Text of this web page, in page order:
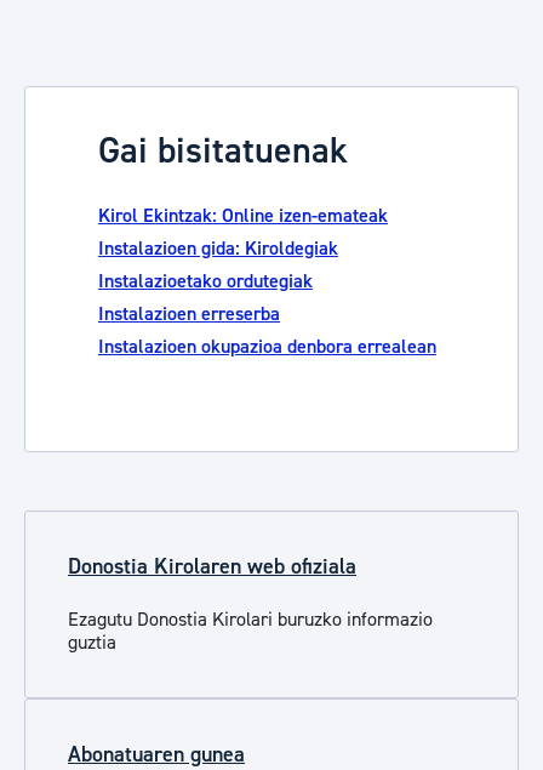
Gai bisitatuenak
Kirol Ekintzak: Online izen-emateak
Instalazioen gida: Kiroldegiak
Instalazioetako ordutegiak
Instalazioen erreserba
Instalazioen okupazioa denbora errealean
Donostia Kirolaren web ofiziala
Ezagutu Donostia Kirolari buruzko informazio
guztia
Abonatuaren gunea